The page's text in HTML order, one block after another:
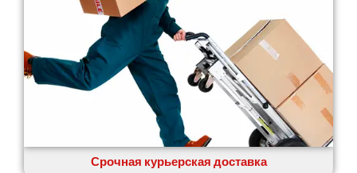
Срочная курьерская доставка